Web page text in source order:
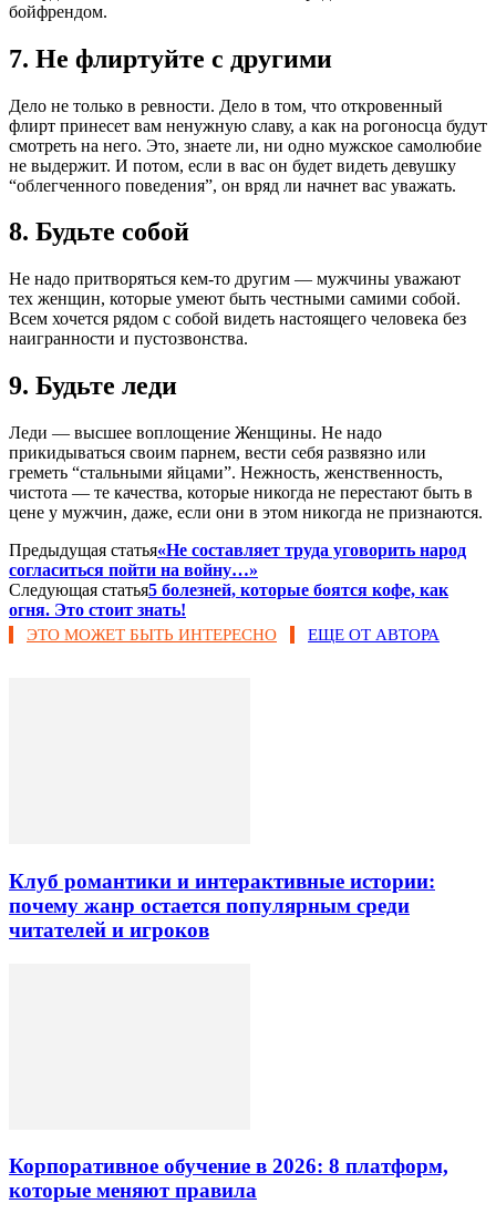
бойфрендом.
7. Не флиртуйте с другими
Дело не только в ревности. Дело в том, что откровенный
флирт принесет вам ненужную славу, а как на рогоносца будут
смотреть на него. Это, знаете ли, ни одно мужское самолюбие
не выдержит. И потом, если в вас он будет видеть девушку
“облегченного поведения”, он вряд ли начнет вас уважать.
8. Будьте собой
Не надо притворяться кем-то другим — мужчины уважают
тех женщин, которые умеют быть честными самими собой.
Всем хочется рядом с собой видеть настоящего человека без
наигранности и пустозвонства.
9. Будьте леди
Леди — высшее воплощение Женщины. Не надо
прикидываться своим парнем, вести себя развязно или
греметь “стальными яйцами”. Нежность, женственность,
чистота — те качества, которые никогда не перестают быть в
цене у мужчин, даже, если они в этом никогда не признаются.
Предыдущая статья«Не составляет труда уговорить народ
согласиться пойти на войну…»
Следующая статья5 болезней, которые боятся кофе, как
огня. Это стоит знать!
ЭТО МОЖЕТ БЫТЬ ИНТЕРЕСНО ЕЩЕ ОТ АВТОРА
Клуб романтики и интерактивные истории:
почему жанр остается популярным среди
читателей и игроков
Корпоративное обучение в 2026: 8 платформ,
которые меняют правила